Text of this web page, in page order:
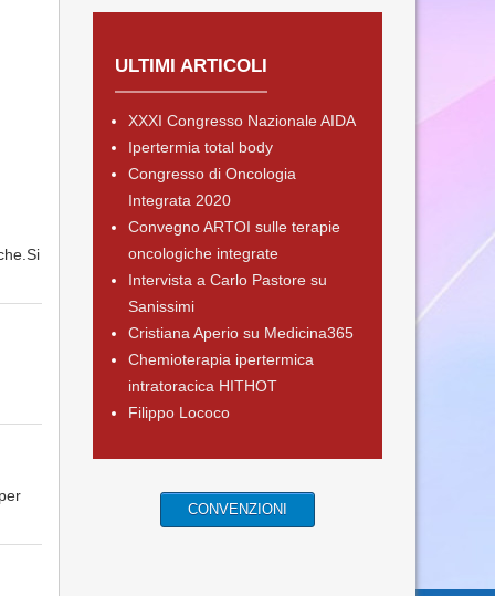
ULTIMI ARTICOLI
XXXI Congresso Nazionale AIDA
Ipertermia total body
Congresso di Oncologia
Integrata 2020
Convegno ARTOI sulle terapie
oncologiche integrate
Intervista a Carlo Pastore su
Sanissimi
Cristiana Aperio su Medicina365
Chemioterapia ipertermica
intratoracica HITHOT
Filippo Lococo
CONVENZIONI